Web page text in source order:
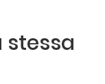
stessa